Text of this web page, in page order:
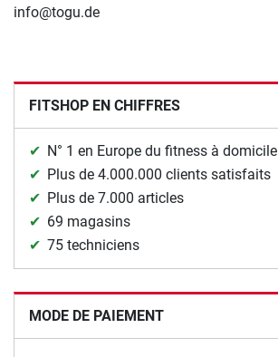
info@togu.de
FITSHOP EN CHIFFRES
N° 1 en Europe du fitness à domicile
Plus de 4.000.000 clients satisfaits
Plus de 7.000 articles
69 magasins
75 techniciens
MODE DE PAIEMENT